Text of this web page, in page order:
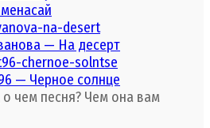
— На десерт
— Черное солнце
чем песня? Чем она вам